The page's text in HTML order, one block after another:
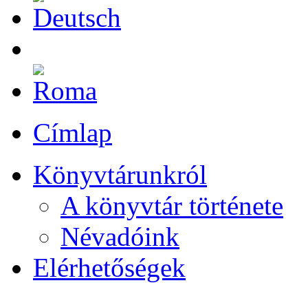
Címlap
Könyvtárunkról
A könyvtár története
Névadóink
Elérhetőségek